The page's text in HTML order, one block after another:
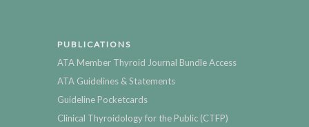
PUBLICATIONS
ATA Member Thyroid Journal Bundle Access
ATA Guidelines & Statements
Guideline Pocketcards
Clinical Thyroidology for the Public (CTFP)